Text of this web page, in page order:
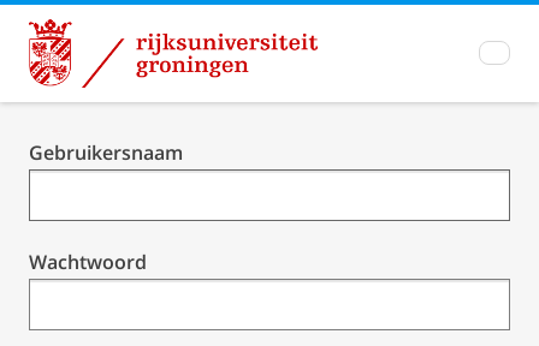
Inloggen
Student
BrightSpace
Gebruikersnaam
Wachtwoord